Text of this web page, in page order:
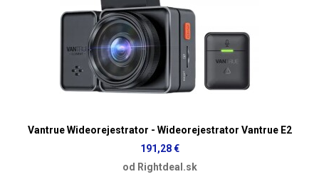
Vantrue Wideorejestrator - Wideorejestrator Vantrue E2
191,28 €
od Rightdeal.sk